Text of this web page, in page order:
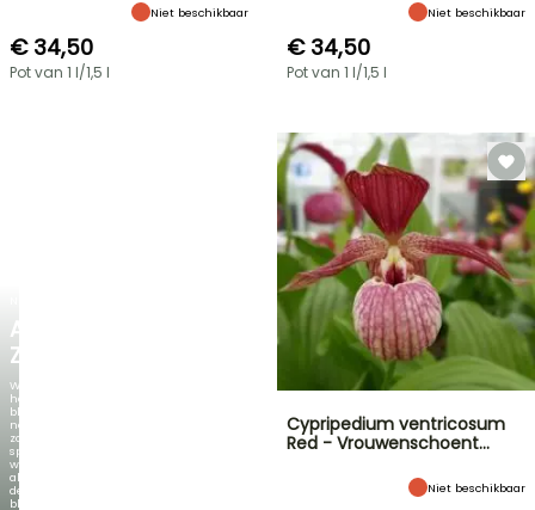
AGAPANTHUS
ZAMBEZI
Wanneer
het
blad
net
zo
spectaculair
wordt
als
de
bloei!
Niet beschikbaar
€ 34,50
Pot van 1 l/1,5 l
Niet beschikbaar
€ 34,50
Pot van 1 l/1,5 l
Cypripedium ventricosum
Red - Vrouwenschoent…
Niet beschikbaar